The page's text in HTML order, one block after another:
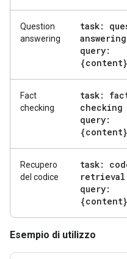
Question
answering
task:
answering
query:
{content}
Fact
checking
task:
checking
query:
{content}
Recupero
del codice
task:
retrieval
query:
{content}
Esempio di utilizzo